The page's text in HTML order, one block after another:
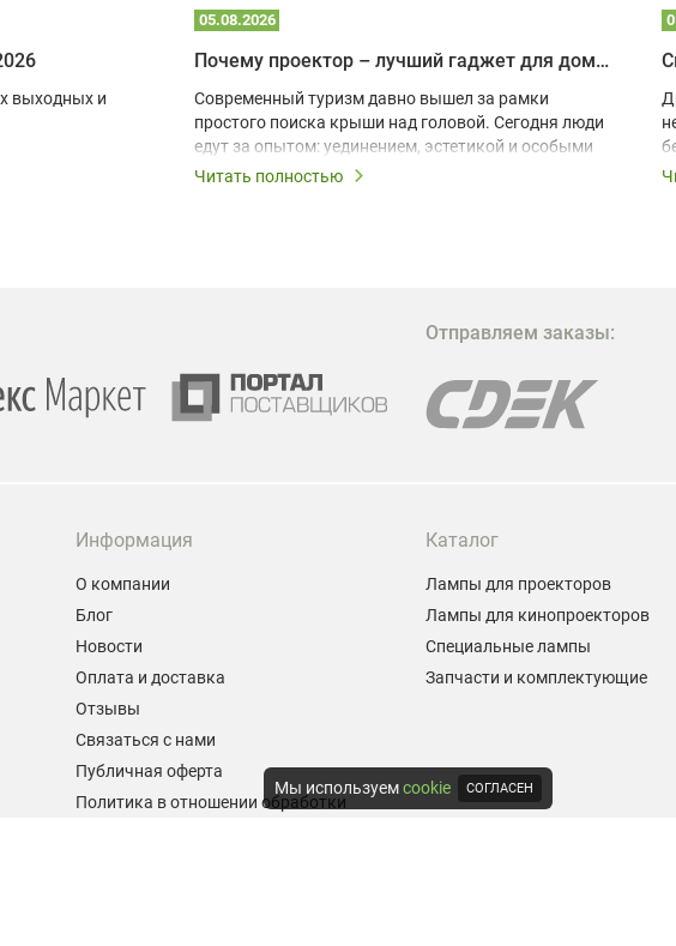
выходных и
05.08.2026
Почему проектор – лучший гаджет для домика в глэмпинге
Современный туризм давно вышел за рамки
простого поиска крыши над головой. Сегодня люди
едут за опытом: уединением, эстетикой и особыми
ощущениями. Владельцы A-frame домов,
эффективных и бюджетных способов стать
проектора.
Читать полностью
Отправляем заказы:
Информация
О компании
Блог
Новости
Оплата и доставка
Отзывы
Связаться с нами
Публичная оферта
Политика в отношении обработки
Каталог
Лампы для проекторов
Лампы для кинопроекторов
Специальные лампы
Запчасти и комплектующие
Мы используемcookie СОГЛАСЕН